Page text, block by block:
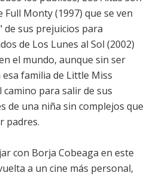
Monty (1997) que se ven
de sus prejuicios para
de Los Lunes al Sol (2002)
el mundo, aunque sin ser
familia de Little Miss
camino para salir de sus
de una niña sin complejos que
padres.
con Borja Cobeaga en este
a un cine más personal,